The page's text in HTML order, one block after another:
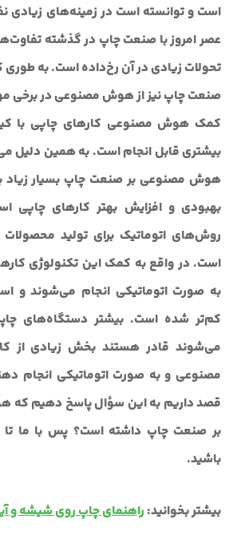
است و توانسته است در زمینه‌های زیادی
عصر امروز با صنعت چاپ در گذشته
تحولات زیادی در آن رخ‌داده است. به‌ طوری‌
صنعت چاپ نیز از هوش مصنوعی در برخی
کمک هوش مصنوعی کارهای چاپی با
بیشتری قابل انجام است. به همین دلیل
هوش مصنوعی بر صنعت چاپ بسیار زیاد
بهبودی و افزایش بهتر کارهای چاپی
روش‌های اتوماتیک برای تولید
است. در واقع به کمک این تکنولوژی
به صورت اتوماتیکی انجام می‌شوند و
کم‌تر شده است. بیشتر دستگاه‌های
می‌شوند قادر هستند بخش زیادی از
مصنوعی و به صورت اتوماتیکی انجام
قصد داریم به این سؤال پاسخ دهیم که
بر صنعت چاپ داشته است؟ پس با ما تا
باشید.
بیشتر بخوانید: راهنمای چاپ روی شیشه و